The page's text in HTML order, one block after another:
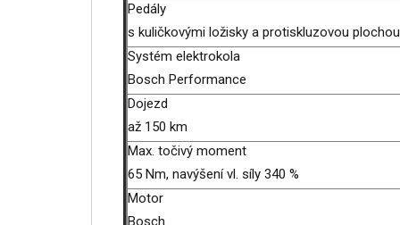
Pedály
s kuličkovými ložisky a protiskluzovou
Systém elektrokola
Bosch Performance
Dojezd
až 150 km
Max. točivý moment
65 Nm, navýšení vl. síly 340 %
Motor
Bosch